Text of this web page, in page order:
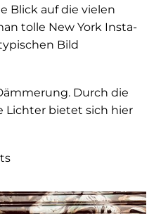
Blick auf die vielen
tolle New York Insta-
Bild
Durch die
Lichter bietet sich hier